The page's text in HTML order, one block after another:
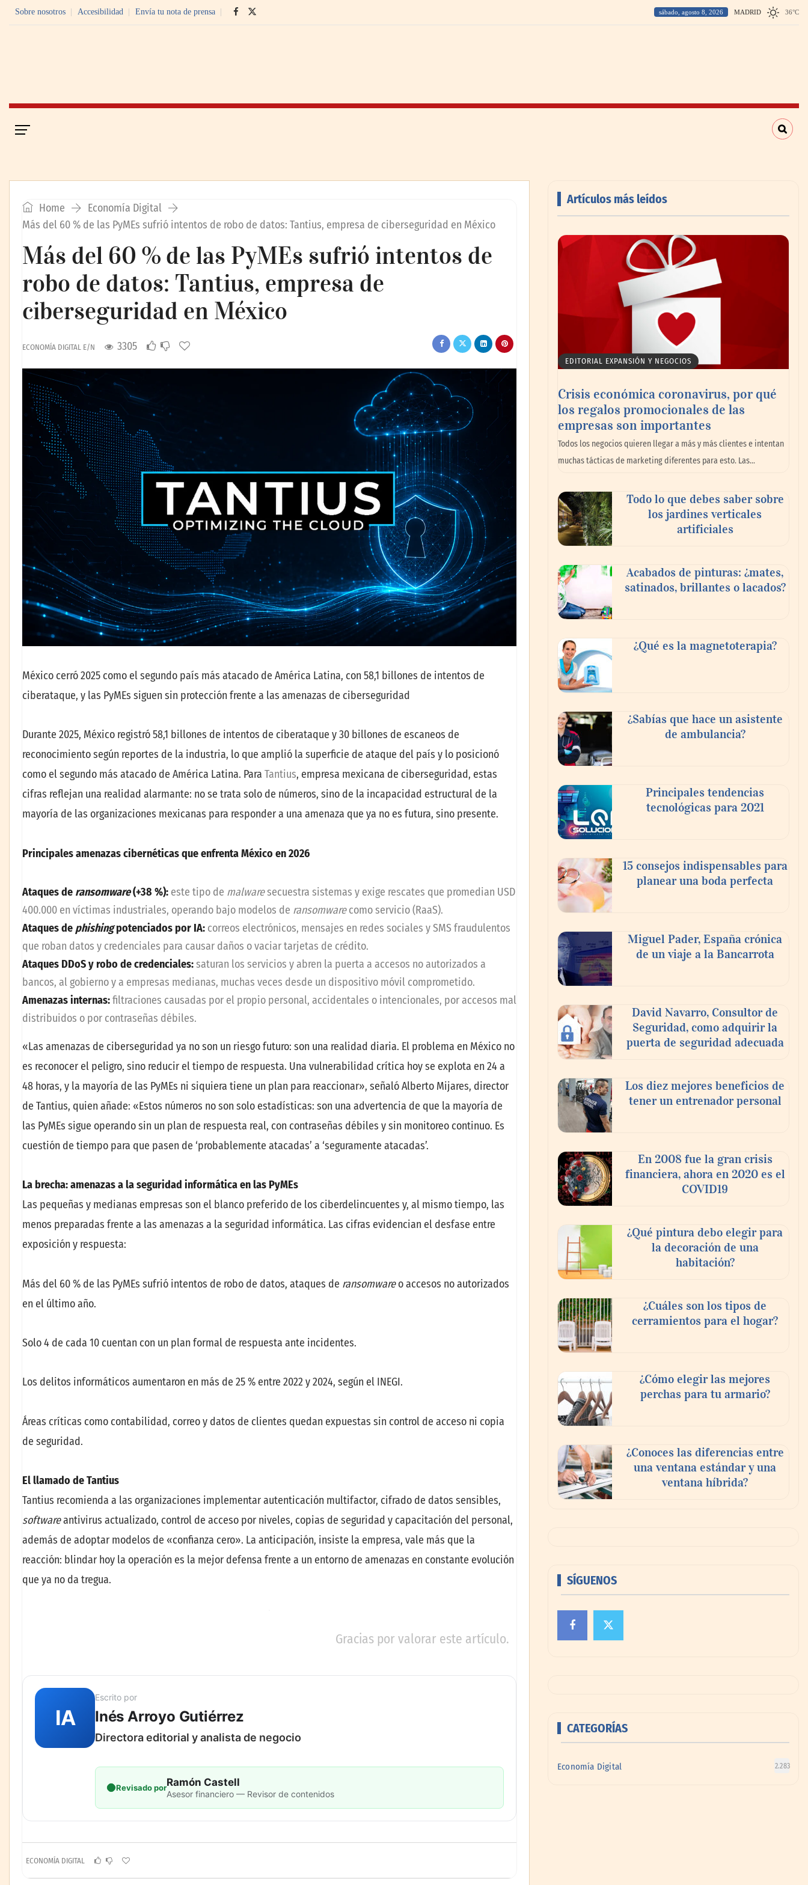
Sobre nosotros Accesibilidad Envía tu nota de prensa sábado, agosto 8, 2026 MADRID 36°C
Home
Economía Digital
Más del 60 % de las PyMEs sufrió intentos de robo de datos: Tantius, empresa de ciberseguridad en México
Más del 60 % de las PyMEs sufrió intentos de
robo de datos: Tantius, empresa de
ciberseguridad en México
ECONOMÍA DIGITAL E/N 3305
México cerró 2025 como el segundo país más atacado de América Latina, con 58,1 billones de intentos de
ciberataque, y las PyMEs siguen sin protección frente a las amenazas de ciberseguridad
Durante 2025, México registró 58,1 billones de intentos de ciberataque y 30 billones de escaneos de
reconocimiento según reportes de la industria, lo que amplió la superficie de ataque del país y lo posicionó
como el segundo más atacado de América Latina. Para Tantius, empresa mexicana de ciberseguridad, estas
cifras reflejan una realidad alarmante: no se trata solo de números, sino de la incapacidad estructural de la
mayoría de las organizaciones mexicanas para responder a una amenaza que ya no es futura, sino presente.
Principales amenazas cibernéticas que enfrenta México en 2026
Ataques de ransomware(+38 %): este tipo de malwaresecuestra sistemas y exige rescates que promedian USD
400.000 en víctimas industriales, operando bajo modelos de ransomwarecomo servicio (RaaS).
Ataques de phishingpotenciados por IA: correos electrónicos, mensajes en redes sociales y SMS fraudulentos
que roban datos y credenciales para causar daños o vaciar tarjetas de crédito.
Ataques DDoS y robo de credenciales:saturan los servicios y abren la puerta a accesos no autorizados a
bancos, al gobierno y a empresas medianas, muchas veces desde un dispositivo móvil comprometido.
Amenazas internas:filtraciones causadas por el propio personal, accidentales o intencionales, por accesos mal
distribuidos o por contraseñas débiles.
«Las amenazas de ciberseguridad ya no son un riesgo futuro: son una realidad diaria. El problema en México no
es reconocer el peligro, sino reducir el tiempo de respuesta. Una vulnerabilidad crítica hoy se explota en 24 a
48 horas, y la mayoría de las PyMEs ni siquiera tiene un plan para reaccionar», señaló Alberto Mijares, director
de Tantius, quien añade: «Estos números no son solo estadísticas: son una advertencia de que la mayoría de
las PyMEs sigue operando sin un plan de respuesta real, con contraseñas débiles y sin monitoreo continuo. Es
cuestión de tiempo para que pasen de ‘probablemente atacadas’ a ‘seguramente atacadas’.
La brecha: amenazas a la seguridad informática en las PyMEs
Las pequeñas y medianas empresas son el blanco preferido de los ciberdelincuentes y, al mismo tiempo, las
menos preparadas frente a las amenazas a la seguridad informática. Las cifras evidencian el desfase entre
exposición y respuesta:
Más del 60 % de las PyMEs sufrió intentos de robo de datos, ataques de ransomwareo accesos no autorizados
en el último año.
Solo 4 de cada 10 cuentan con un plan formal de respuesta ante incidentes.
Los delitos informáticos aumentaron en más de 25 % entre 2022 y 2024, según el INEGI.
Áreas críticas como contabilidad, correo y datos de clientes quedan expuestas sin control de acceso ni copia
de seguridad.
El llamado de Tantius
Tantius recomienda a las organizaciones implementar autenticación multifactor, cifrado de datos sensibles,
softwareantivirus actualizado, control de acceso por niveles, copias de seguridad y capacitación del personal,
además de adoptar modelos de «confianza cero». La anticipación, insiste la empresa, vale más que la
reacción: blindar hoy la operación es la mejor defensa frente a un entorno de amenazas en constante evolución
que ya no da tregua.
Gracias por valorar este artículo.
IA
Escrito por
Inés Arroyo Gutiérrez
Directora editorial y analista de negocio
Revisado porRamón Castell
Asesor financiero — Revisor de contenidos
ECONOMÍA DIGITAL
Artículos más leídos
EDITORIAL EXPANSIÓN Y NEGOCIOS
Crisis económica coronavirus, por qué
los regalos promocionales de las
empresas son importantes
Todos los negocios quieren llegar a más y más clientes e intentan
muchas tácticas de marketing diferentes para esto. Las…
Todo lo que debes saber sobre
los jardines verticales
artificiales
Acabados de pinturas: ¿mates,
satinados, brillantes o lacados?
¿Qué es la magnetoterapia?
¿Sabías que hace un asistente
de ambulancia?
Principales tendencias
tecnológicas para 2021
15 consejos indispensables para
planear una boda perfecta
Miguel Pader, España crónica
de un viaje a la Bancarrota
David Navarro, Consultor de
Seguridad, como adquirir la
puerta de seguridad adecuada
Los diez mejores beneficios de
tener un entrenador personal
En 2008 fue la gran crisis
financiera, ahora en 2020 es el
COVID19
¿Qué pintura debo elegir para
la decoración de una
habitación?
¿Cuáles son los tipos de
cerramientos para el hogar?
¿Cómo elegir las mejores
perchas para tu armario?
¿Conoces las diferencias entre
una ventana estándar y una
ventana híbrida?
SÍGUENOS
CATEGORÍAS
Economía Digital 2.283